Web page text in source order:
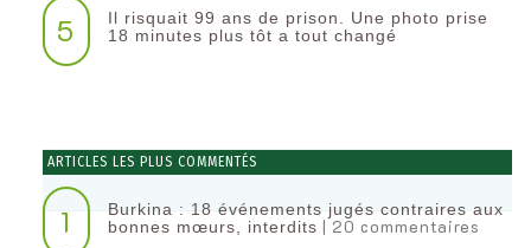
5
Il risquait 99 ans de prison. Une photo prise
18 minutes plus tôt a tout changé
ARTICLES LES PLUS COMMENTÉS
1
Burkina : 18 événements jugés contraires aux
bonnes mœurs, interdits | 20 commentaires